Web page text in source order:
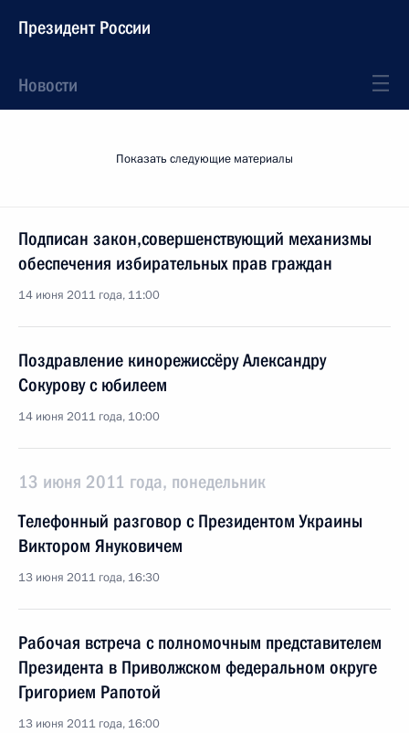
Президент России
Новости
Показать следующие материалы
Подписан закон,совершенствующий механизмы
обеспечения избирательных прав граждан
14 июня 2011 года, 11:00
Поздравление кинорежиссёру Александру
Сокурову с юбилеем
14 июня 2011 года, 10:00
13 июня 2011 года, понедельник
Телефонный разговор с Президентом Украины
Виктором Януковичем
13 июня 2011 года, 16:30
Рабочая встреча с полномочным представителем
Президента в Приволжском федеральном округе
Григорием Рапотой
13 июня 2011 года, 16:00